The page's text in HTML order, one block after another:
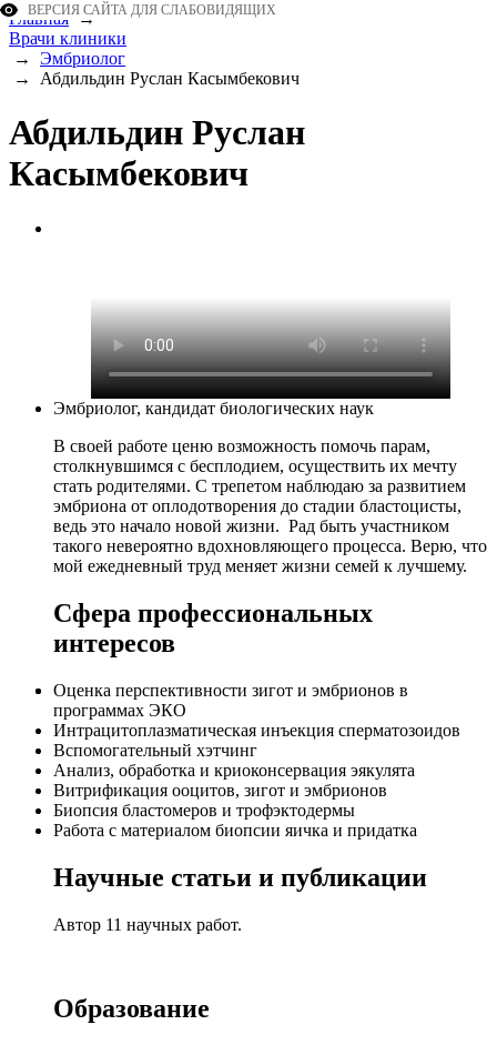
ВЕРСИЯ САЙТА ДЛЯ СЛАБОВИДЯЩИХ
Главная→
Врачи клиники
→ Эмбриолог
→ Абдильдин Руcлан Касымбекович
Абдильдин Руcлан
Касымбекович
Эмбриолог, кандидат биологических наук
В своей работе ценю возможность помочь парам,
столкнувшимся с бесплодием, осуществить их мечту
стать родителями. С трепетом наблюдаю за развитием
эмбриона от оплодотворения до стадии бластоцисты,
ведь это начало новой жизни. Рад быть участником
такого невероятно вдохновляющего процесса. Верю, что
мой ежедневный труд меняет жизни семей к лучшему.
Сфера профессиональных
интересов
Оценка перспективности зигот и эмбрионов в
программах ЭКО
Интрацитоплазматическая инъекция сперматозоидов
Вспомогательный хэтчинг
Анализ, обработка и криоконсервация эякулята
Витрификация ооцитов, зигот и эмбрионов
Биопсия бластомеров и трофэктодермы
Работа с материалом биопсии яичка и придатка
Научные статьи и публикации
Автор 11 научных работ.
Образование